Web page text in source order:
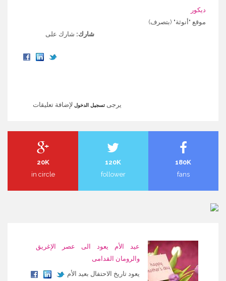
ديكور
موقع "أنوثة" (بتصرف)
شارك: شارك على
يرجى تسجيل الدخول لإضافة تعليقات
180K
fans
120K
follower
20K
in circle
عيد الأم يعود الى عصر الإغريق
والرومان القدامى
يعود تاريخ الاحتفال بعيد الأم